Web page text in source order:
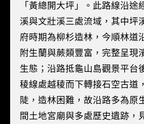
「黃總開大坪」。此路線沿途
溪與文壯溪三處流域，其中坪
府時期為柳杉造林，今順林道
附生蘭與蕨類豐富，完整呈現
生態；沿路抵龜山島觀景平台
稜線處越稜而下轉接石空古道
陡，造林困難，故沿路多為原
間土地宮廟與多處歷史遺跡，